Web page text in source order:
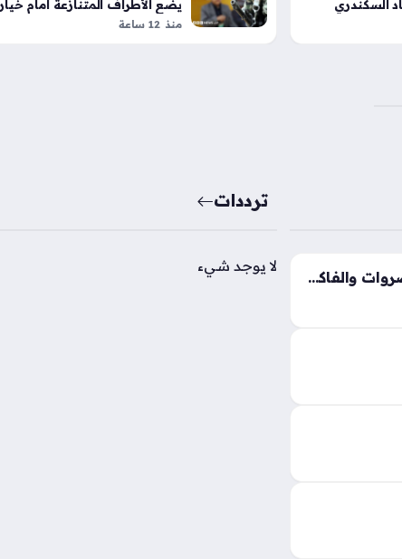
السكندري
يضع الأطراف المتنازعة أمام خيار
الحسم النهائي
منذ 12 ساعة
تغيرات جديدة في أسعار الخضروات والفاكهة بالأسواق المحلية خلال تعاملات الخميس
الجملة،
التوزيع، كما
ترددات
لا يوجد شيء